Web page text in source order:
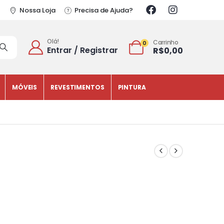
Nossa Loja Precisa de Ajuda?
Olá!
Entrar / Registrar
0 Carrinho
R$0,00
MÓVEIS REVESTIMENTOS PINTURA